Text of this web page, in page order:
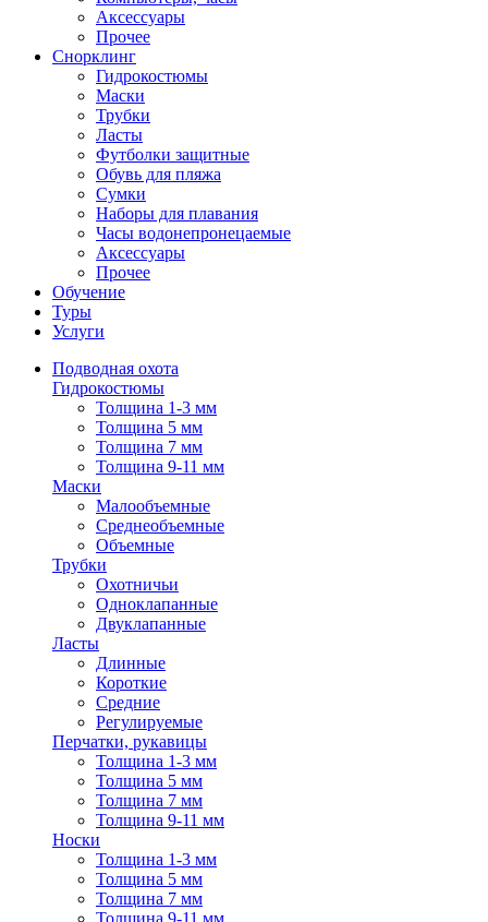
Аксессуары
Прочее
Снорклинг
Гидрокостюмы
Маски
Трубки
Ласты
Футболки защитные
Обувь для пляжа
Сумки
Наборы для плавания
Часы водонепронецаемые
Аксессуары
Прочее
Обучение
Туры
Услуги
Подводная охота
Гидрокостюмы
Толщина 1-3 мм
Толщина 5 мм
Толщина 7 мм
Толщина 9-11 мм
Маски
Малообъемные
Среднеобъемные
Объемные
Трубки
Охотничьи
Одноклапанные
Двуклапанные
Ласты
Длинные
Короткие
Средние
Регулируемые
Перчатки, рукавицы
Толщина 1-3 мм
Толщина 5 мм
Толщина 7 мм
Толщина 9-11 мм
Носки
Толщина 1-3 мм
Толщина 5 мм
Толщина 7 мм
Толщина 9-11 мм